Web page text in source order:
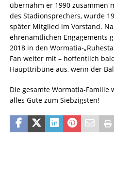
übernahm er 1990 zusammen
des Stadionsprechers, wurde
später Mitglied im Vorstand.
ehrenamtlichen Engagements
2018 in den Wormatia-
Fan weiter mit – hoffentlich
Haupttribüne aus, wenn der
Die gesamte Wormatia-Familie
alles Gute zum Siebzigsten!